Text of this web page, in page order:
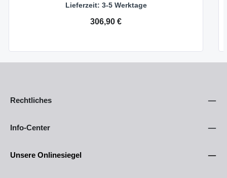
Lieferzeit: 3-5 Werktage
Regulärer Preis:
306,90 €
Rechtliches
Info-Center
Unsere Onlinesiegel